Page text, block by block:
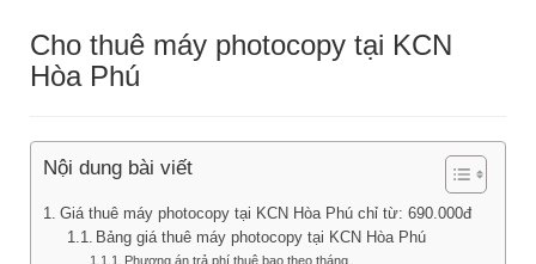
Cho thuê máy photocopy tại KCN
Hòa Phú
Nội dung bài viết
Giá thuê máy photocopy tại KCN Hòa Phú chỉ từ: 690.000đ
Bảng giá thuê máy photocopy tại KCN Hòa Phú
Phương án trả phí thuê bao theo tháng